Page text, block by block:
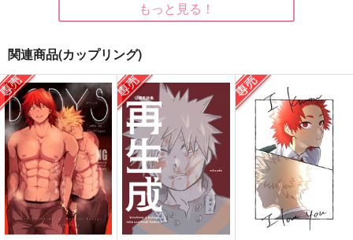
あなたは知らない
消化不良
629円（税込）
爆豪勝己×切島鋭児郎
サンプル
作品詳細
てあて
もちもち水産
315円（税込）
切島鋭児郎×爆豪勝己
サンプル
作品詳細
BIRTH
ろーじんホーム
2,122円（税込）
爆豪勝己×切島鋭児郎
サンプル
作品詳細
もっと見る！
関連商品(カップリング)